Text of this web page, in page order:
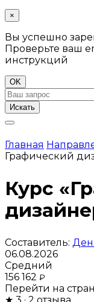
×
Вы успешно
Проверьте ваш
инструкций
OK
Искать
Главная
Графический
Курс
Составитель:
06.08.2026
Средний
156 162 ₽
Перейти на
★ 3 · 2 отзыва